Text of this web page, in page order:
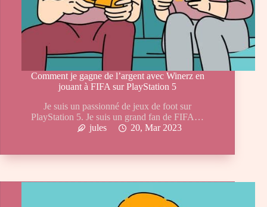
Comment je gagne de l’argent avec Winerz en
jouant à FIFA sur PlayStation 5
Je suis un passionné de jeux de foot sur
PlayStation 5. Je suis un grand fan de FIFA…
jules
20, Mar 2023